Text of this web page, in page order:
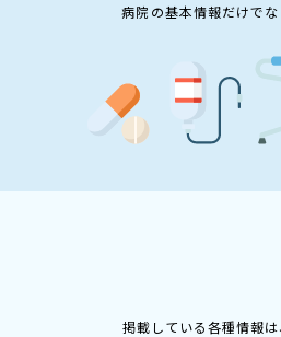
病院の基本情報だけで
掲載している各種情報